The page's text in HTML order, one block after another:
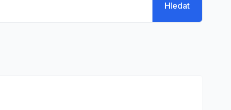
Hledat